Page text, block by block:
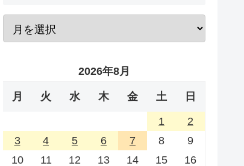
2026年8月
月 火 水 木 金 土 日
1
2
3
4 5 6 7 8
9
10
11 12 13 14 15
16